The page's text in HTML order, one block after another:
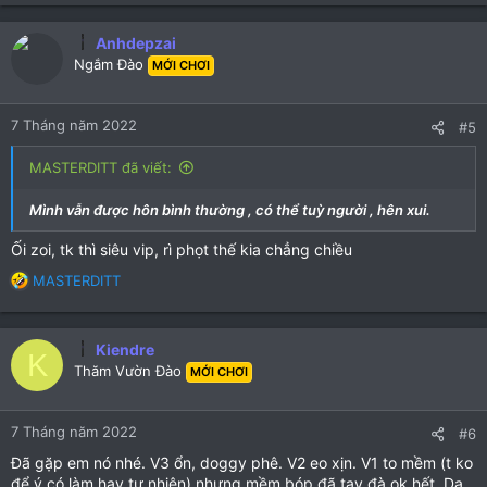
Anhdepzai
Ngắm Đào MỚI CHƠI
7 Tháng năm 2022 #5
MASTERDITT đã viết:
Mình vẫn được hôn bình thường , có thể tuỳ người , hên xui.
Ối zoi, tk thì siêu vip, rì phọt thế kia chẳng chiều
R
c
t
i
o
n
s
MASTERDITT
K Kiendre
Thăm Vườn Đào MỚI CHƠI
7 Tháng năm 2022 #6
Đã gặp em nó nhé. V3 ổn, doggy phê. V2 eo xịn. V1 to mềm (t ko
để ý có làm hay tự nhiên) nhưng mềm bóp đã tay đà ok hết. Da